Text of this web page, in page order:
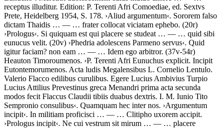
receptus illuditur. Edition: P. Terenti Afri Comoediae, ed. Sextvs
Prete, Heidelberg 1954, S. 178. ›Aliud argumentum‹. Sororem falso
dictam Thaidis … — … frater collocat viciatam ephebo. (20r)
›Prologus‹. Si quiquam est qui placere se studeat … — … quid sibi
eunucus velit. (20v) ›Phedria adolescens Parmeno servus‹. Quid
igitur faciam? non eam … — … Idem ego arbitror. (37v-54r)
Heauton Timoroumenos. ›P. Terenti Afri Eunuchus explicit. Incipit
Eutontemorumenos. Acta ludis Megalensibus L. Cornelio Lentulo.
Valerio Flacco edilibus curulibus. Egere Lucius Ambivius Turpio
Lucius Attilius Prevestinus greca Menandri prima acta secunda
modos fecit Flaccus Claudii tibiis duabus dextris. I. M. Iunio Tito
Sempronio consulibus‹. Quamquam hec inter nos. ›Argumentum
incipit‹. In militiam proficisci … — … Clitipho uxorem accipit.
›Prologus incipit‹. Ne cui vestrum sit mirum … — … placere